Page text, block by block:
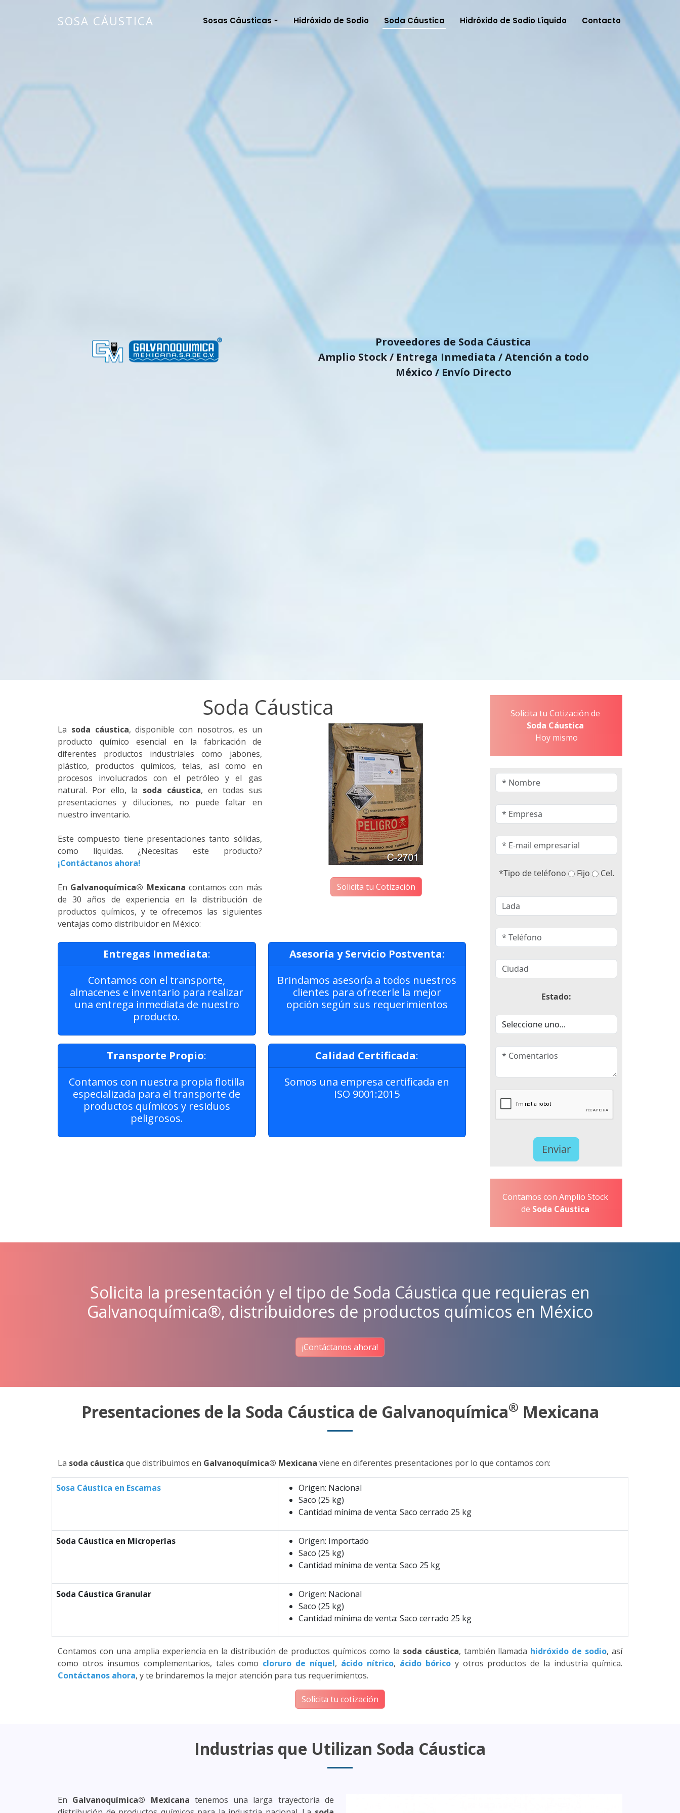
SOSA CÁUSTICA Sosas Cáusticas Hidróxido de Sodio Soda Cáustica Hidróxido de Sodio Líquido Contacto
Proveedores de Soda Cáustica
Amplio Stock / Entrega Inmediata / Atención a todo
México / Envío Directo
Soda Cáustica
La soda cáustica, disponible con nosotros, es un
producto químico esencial en la fabricación de
diferentes productos industriales como jabones,
plástico, productos químicos, telas, así como en
procesos involucrados con el petróleo y el gas
natural. Por ello, la soda cáustica, en todas sus
presentaciones y diluciones, no puede faltar en
nuestro inventario.
Este compuesto tiene presentaciones tanto sólidas,
como líquidas. ¿Necesitas este producto?
¡Contáctanos ahora!
En Galvanoquímica® Mexicana contamos con más
de 30 años de experiencia en la distribución de
productos químicos, y te ofrecemos las siguientes
ventajas como distribuidor en México:
Solicita tu Cotización
Entregas Inmediata:
Contamos con el transporte,
almacenes e inventario para realizar
una entrega inmediata de nuestro
producto.
Asesoría y Servicio Postventa:
Brindamos asesoría a todos nuestros
clientes para ofrecerle la mejor
opción según sus requerimientos
Transporte Propio:
Contamos con nuestra propia flotilla
especializada para el transporte de
productos químicos y residuos
peligrosos.
Calidad Certificada:
Somos una empresa certificada en
ISO 9001:2015
Solicita tu Cotización de
Soda Cáustica
Hoy mismo
*Tipo de teléfono Fijo Cel.
Estado:
Contamos con Amplio Stock
de Soda Cáustica
Solicita la presentación y el tipo de Soda Cáustica que requieras en
Galvanoquímica®, distribuidores de productos químicos en México
¡Contáctanos ahora!
Presentaciones de la Soda Cáustica de Galvanoquímica® Mexicana
La soda cáustica que distribuimos en Galvanoquímica® Mexicana viene en diferentes presentaciones por lo que contamos con:
Sosa Cáustica en Escamas
Origen: Nacional
Saco (25 kg)
Cantidad mínima de venta: Saco cerrado 25 kg
Soda Cáustica en Microperlas
Origen: Importado
Saco (25 kg)
Cantidad mínima de venta: Saco 25 kg
Soda Cáustica Granular
Origen: Nacional
Saco (25 kg)
Cantidad mínima de venta: Saco cerrado 25 kg
Contamos con una amplia experiencia en la distribución de productos químicos como la soda cáustica, también llamada hidróxido de sodio, así
como otros insumos complementarios, tales como cloruro de níquel, ácido nítrico, ácido bóricoy otros productos de la industria química.
Contáctanos ahora, y te brindaremos la mejor atención para tus requerimientos.
Solicita tu cotización
Industrias que Utilizan Soda Cáustica
En Galvanoquímica® Mexicana tenemos una larga trayectoria de